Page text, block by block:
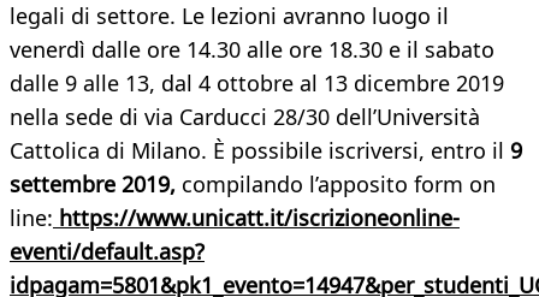
legali di settore. Le lezioni avranno luogo il
venerdì dalle ore 14.30 alle ore 18.30 e il sabato
dalle 9 alle 13, dal 4 ottobre al 13 dicembre 2019
nella sede di via Carducci 28/30 dell’Università
Cattolica di Milano. È possibile iscriversi, entro il 9
settembre 2019, compilando l’apposito form on
line: https://www.unicatt.it/iscrizioneonline-
eventi/default.asp?